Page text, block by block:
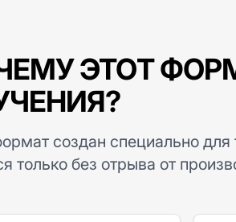
ЭТОТ
создан специально для
только без отрыва от